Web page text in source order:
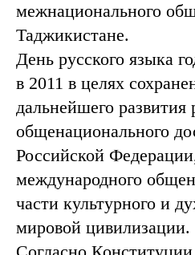
межнационального
Таджикистане.
День русского языка
в 2011 в целях
дальнейшего развития
общенационального
Российской
международного
части культурного и
мировой цивилизации.